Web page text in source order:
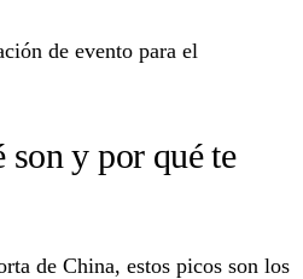
de evento para el
son y por qué te
de China, estos picos son los